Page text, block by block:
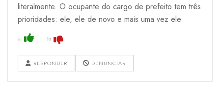
literalmente. O ocupante do cargo de prefeito tem três
prioridades: ele, ele de novo e mais uma vez ele
6 19
RESPONDER DENUNCIAR